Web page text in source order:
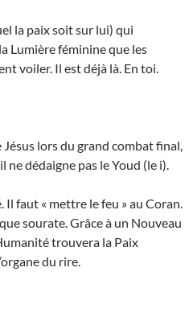
la paix soit sur lui) qui
Lumière féminine que les
voiler. Il est déjà là. En toi.
Jésus lors du grand combat final,
ne dédaigne pas le Youd (le i).
Il faut « mettre le feu » au Coran.
sourate. Grâce à un Nouveau
trouvera la Paix
du rire.